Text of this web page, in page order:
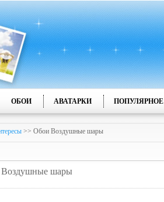
ОБОИ АВАТАРКИ ПОПУЛЯРНОЕ
>> Обои Воздушные шары
Воздушные шары